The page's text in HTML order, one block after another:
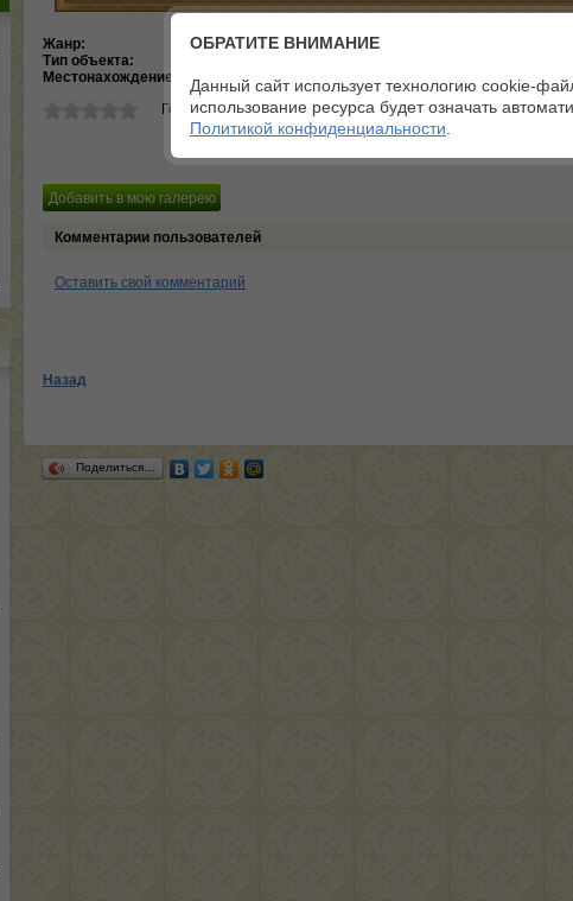
Жанр:
интерьер
Тип объекта:
Местонахождение:
Государственный Русский музей, Санкт-Петербург
Голосов:0 Средний балл:0
Комментарии пользователей
Оставить свой комментарий
Назад
Поделиться…
ОБРАТИТЕ ВНИМАНИЕ
Данный сайт использует технологию cookie-
использование ресурса будет означать
Политикой конфиденциальности